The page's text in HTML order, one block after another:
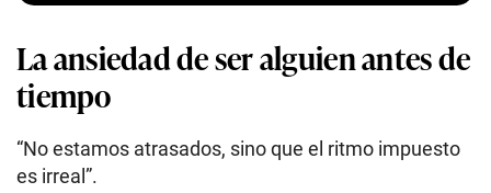
La ansiedad de ser alguien antes de
tiempo
“No estamos atrasados, sino que el ritmo impuesto
es irreal”.